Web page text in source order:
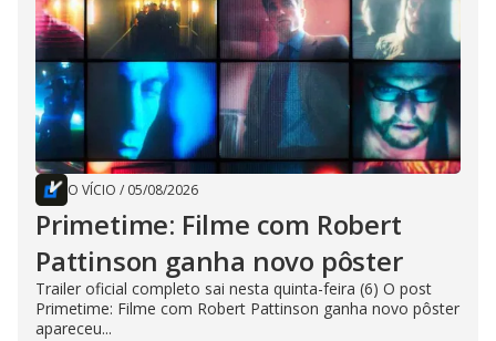
O VÍCIO / 05/08/2026
Primetime: Filme com Robert
Pattinson ganha novo pôster
Trailer oficial completo sai nesta quinta-feira (6) O post
Primetime: Filme com Robert Pattinson ganha novo pôster
apareceu...